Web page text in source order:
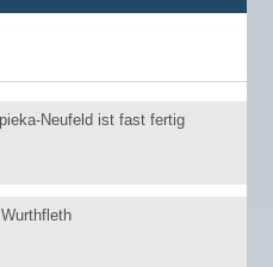
Neufeld ist fast fertig